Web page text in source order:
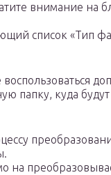
внимание на
список «Тип
папку, куда
на